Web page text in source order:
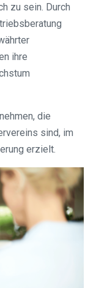
zu sein. Durch
ihre
die
sind, im
erzielt.